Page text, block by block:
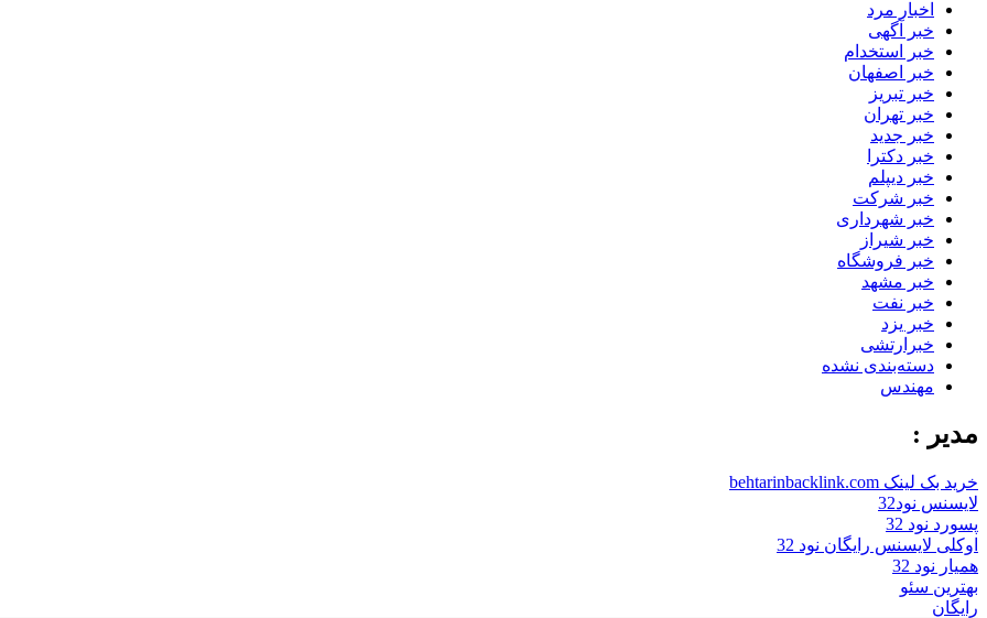
اخبار مرد
خبر آگهی
خبر استخدام
خبر اصفهان
خبر تبریز
خبر تهران
خبر جدید
خبر دکترا
خبر دیپلم
خبر شرکت
خبر شهرداری
خبر شیراز
خبر فروشگاه
خبر مشهد
خبر نفت
خبر یزد
خبرارتشی
دسته‌بندی نشده
مهندس
مدیر :
خرید بک لینک behtarinbacklink.com
لایسنس نود32
پسورد نود 32
اوکلی لایسنس رایگان نود 32
همیار نود 32
بهترین سئو
رایگان